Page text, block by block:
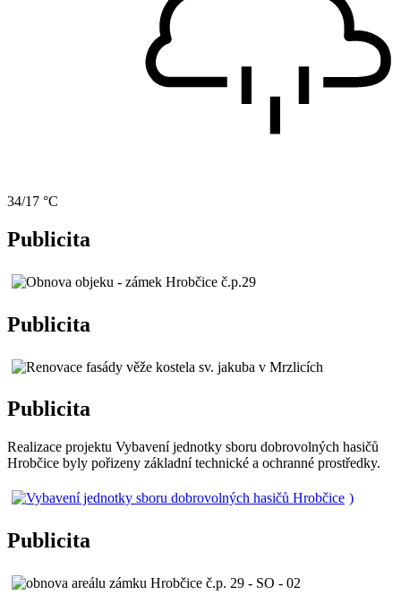
34/17 °C
Publicita
Publicita
Publicita
Realizace projektu Vybavení jednotky sboru dobrovolných hasičů
Hrobčice byly pořizeny základní technické a ochranné prostředky.
)
Publicita